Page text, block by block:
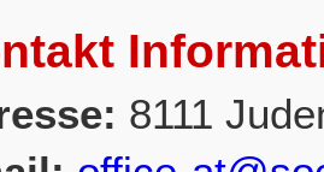
8111